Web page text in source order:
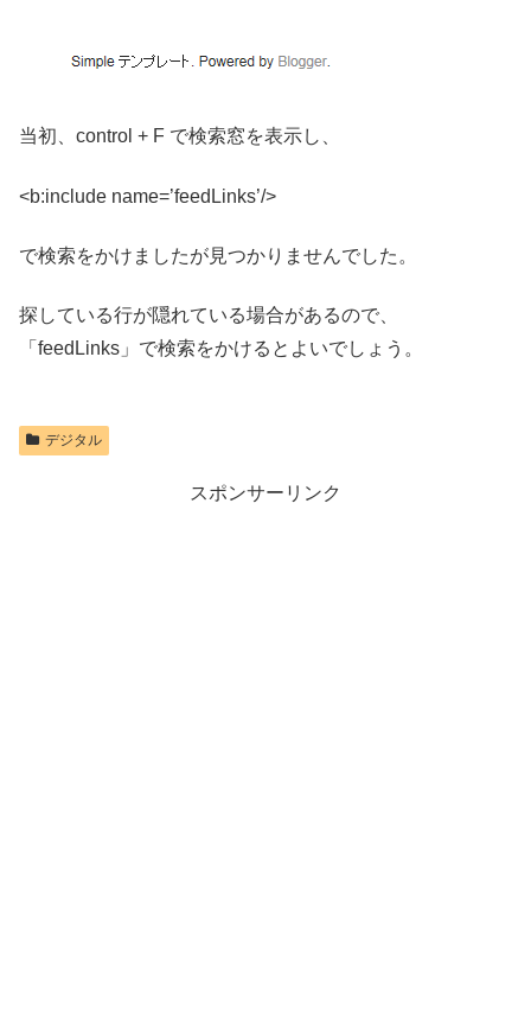
当初、control + F で検索窓を表示し、
<b:include name=’feedLinks’/>
で検索をかけましたが見つかりませんでした。
探している行が隠れている場合があるので、
「feedLinks」で検索をかけるとよいでしょう。
デジタル
スポンサーリンク